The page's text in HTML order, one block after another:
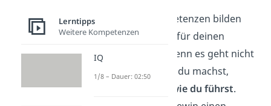
Führungskompetenzen bilden
das Fundament für deinen
Denn es geht nicht
nur darum, was du machst,
wie du führst.
Lerntipps
Weitere Kompetenzen
IQ
1/8 – Dauer: 02:50